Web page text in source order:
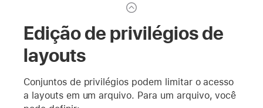
Edição de privilégios de
layouts
Conjuntos de privilégios podem limitar o acesso
a layouts em um arquivo. Para um arquivo, você